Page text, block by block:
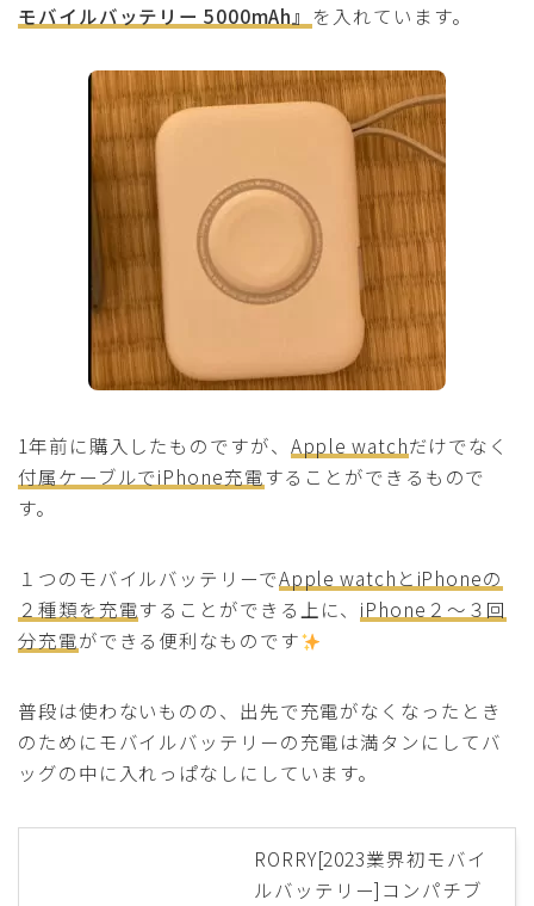
モバイルバッテリー 5000mAh』 を入れています。
1年前に購入したものですが、 Apple watchだけでなく
付属ケーブルでiPhone充電することができるもので
す。
１つのモバイルバッテリーでApple watchとiPhoneの
２種類を充電することができる上に、 iPhone２～３回
分充電ができる便利なものです
普段は使わないものの、出先で充電がなくなったとき
のためにモバイルバッテリーの充電は満タンにしてバ
ッグの中に入れっぱなしにしています。
RORRY[2023業界初モバイ
ルバッテリー]コンパチブ